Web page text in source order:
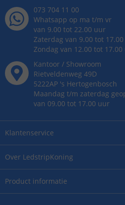
Over LedstripKoning
Product informatie
Klantenservice
073 704 11 00
Whatsapp op ma t/m vr
van 9.00 tot 22.00 uur
Zaterdag van 9.00 tot
Zondag van 12.00 tot
Kantoor / Showroom
Rietveldenweg 49D
5222AP 's Hertogenbosch
Maandag t/m zaterdag
van 09.00 tot 17.00 uur